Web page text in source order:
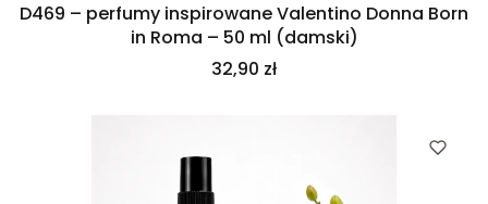
D469 – perfumy inspirowane Valentino Donna Born
in Roma – 50 ml (damski)
Cena
32,90 zł